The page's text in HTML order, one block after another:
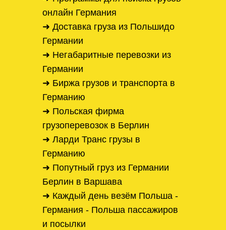
онлайн Германия
➜ Доставка груза из Польшидо
Германии
➜ Негабаритные перевозки из
Германии
➜ Биржа грузов и транспорта в
Германию
➜ Польская фирма
грузоперевозок в Берлин
➜ Ларди Транс грузы в
Германию
➜ Попутный груз из Германии
Берлин в Варшава
➜ Каждый день везём Польша -
Германия - Польша пассажиров
и посылки